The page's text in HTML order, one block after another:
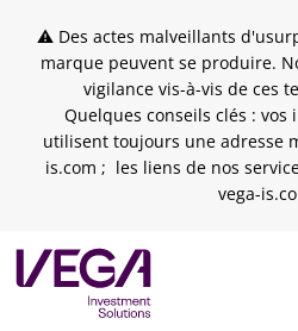
⚠ Des actes malveillants
marque peuvent se produire.
vigilance vis-à-vis de ces
Quelques conseils clés : vos
utilisent toujours une adresse
is.com ; les liens de nos
vega-